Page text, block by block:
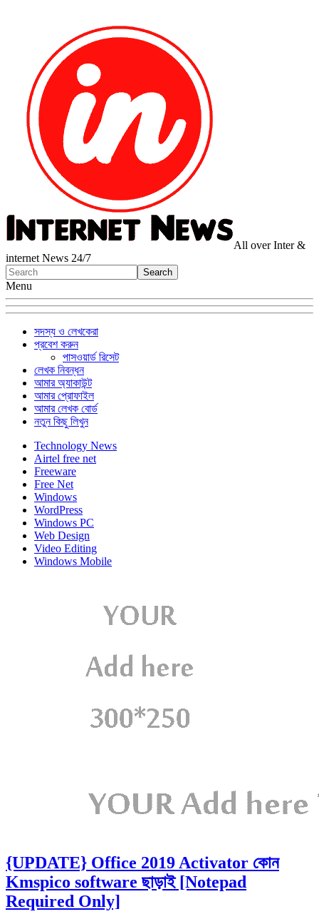
All over Inter &
internet News 24/7
Menu
সদস্য ও লেখকেরা
প্রবেশ করুন
পাসওয়ার্ড রিসেট
লেখক নিবন্ধন
আমার অ্যাকাউন্ট
আমার প্রোফাইল
আমার লেখক বোর্ড
নতুন কিছু লিখুন
Technology News
Airtel free net
Freeware
Free Net
Windows
WordPress
Windows PC
Web Design
Video Editing
Windows Mobile
{UPDATE} Office 2019 Activator কোন
Kmspico software ছাড়াই [Notepad
Required Only]